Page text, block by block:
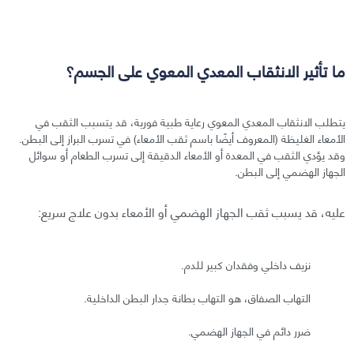
ما تأثير الانثقاب المعدي المعوي على الجسم؟
يتطلب الانثقاب المعدي المعوي رعاية طبية فورية، قد يتسبب الثقب في
الأمعاء الغليظة (المعروف أيضًا باسم ثقب الأمعاء) في تسرب البراز إلى البطن.
وقد يؤدي الثقب في المعدة أو الأمعاء الدقيقة إلى تسرب الطعام أو سوائل
الجهاز الهضمي إلى البطن.
عليه، قد يسبب ثقب الجهاز الهضمي أو الأمعاء بدون علاج سريع:
نزيف داخلي وفقدان كبير للدم.
التهاب الصفاق، هو التهاب بطانة جدار البطن الداخلية.
ضرر دائم في الجهاز الهضمي.